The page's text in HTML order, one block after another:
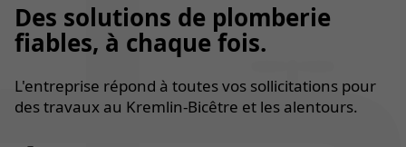
Des solutions de plomberie
fiables, à chaque fois.
L'entreprise répond à toutes vos sollicitations pour
des travaux au Kremlin-Bicêtre et les alentours.